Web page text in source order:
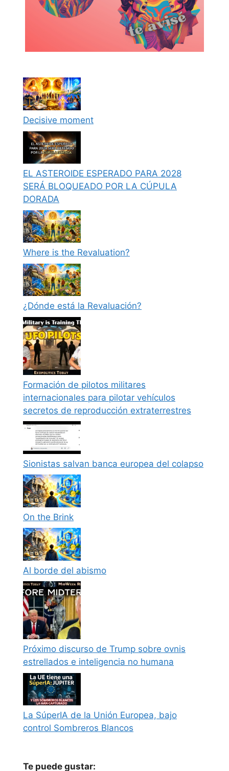
Decisive moment
EL ASTEROIDE ESPERADO PARA 2028
SERÁ BLOQUEADO POR LA CÚPULA
DORADA
Where is the Revaluation?
¿Dónde está la Revaluación?
Formación de pilotos militares
internacionales para pilotar vehículos
secretos de reproducción extraterrestres
Sionistas salvan banca europea del colapso
On the Brink
Al borde del abismo
Próximo discurso de Trump sobre ovnis
estrellados e inteligencia no humana
La SúperIA de la Unión Europea, bajo
control Sombreros Blancos
Te puede gustar: